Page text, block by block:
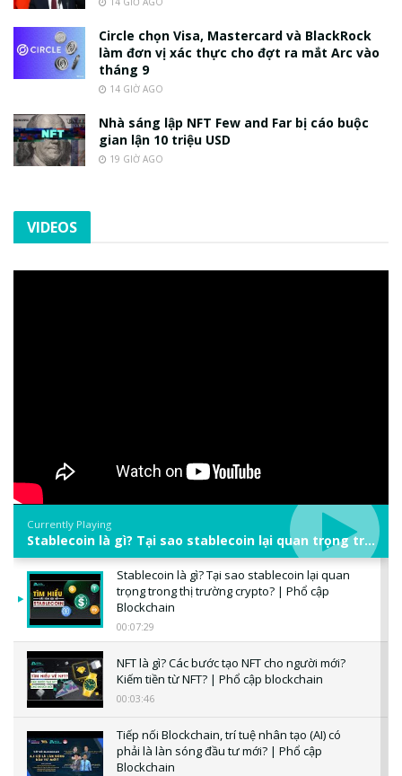
Circle chọn Visa, Mastercard và BlackRock
làm đơn vị xác thực cho đợt ra mắt Arc vào
tháng 9
14 GIỜ AGO
Nhà sáng lập NFT Few and Far bị cáo buộc
gian lận 10 triệu USD
19 GIỜ AGO
VIDEOS
Currently Playing
Stablecoin là gì? Tại sao stablecoin lại quan trọng trong thị trường crypto? | Phổ cập Blockchain
Stablecoin là gì? Tại sao stablecoin lại quan
trọng trong thị trường crypto? | Phổ cập
Blockchain
00:07:29
NFT là gì? Các bước tạo NFT cho người mới?
Kiếm tiền từ NFT? | Phổ cập blockchain
00:03:46
Tiếp nối Blockchain, trí tuệ nhân tạo (AI) có
phải là làn sóng đầu tư mới? | Phổ cập
Blockchain